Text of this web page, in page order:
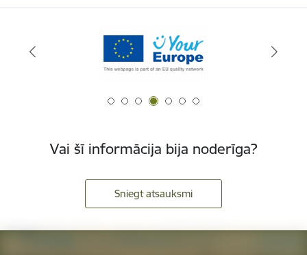
Vai šī informācija bija noderīga?
Sniegt atsauksmi